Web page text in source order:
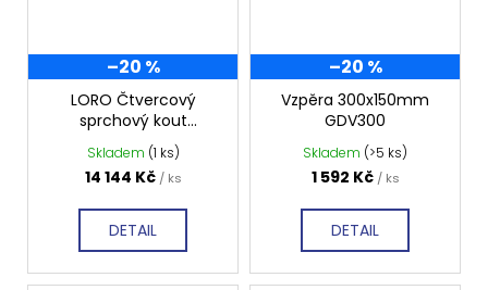
–20 %
LORO Čtvercový
sprchový kout
1000x1000 mm, čiré
sklo, GN4610-GN3510
Skladem (1 ks)
14 144 Kč / ks
DETAIL
–20 %
Vzpěra 300x150mm
GDV300
Skladem (>5 ks)
1 592 Kč / ks
DETAIL